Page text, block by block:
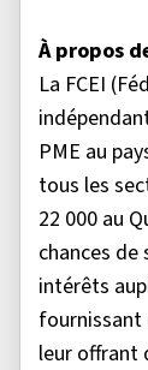
À propos
La FCEI
PME au
tous les
22 000 au
chances de
intérêts
fournissant
leur offrant